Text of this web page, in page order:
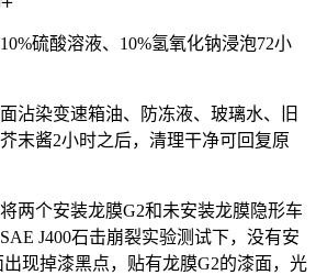
硫酸溶液、10%氢氧化钠浸泡72小
沾染变速箱油、防冻液、玻璃水、旧
末酱2小时之后，清理干净可回复原
两个安装龙膜G2和未安装龙膜隐形车
J400石击崩裂实验测试下，没有安
现掉漆黑点，贴有龙膜G2的漆面，光